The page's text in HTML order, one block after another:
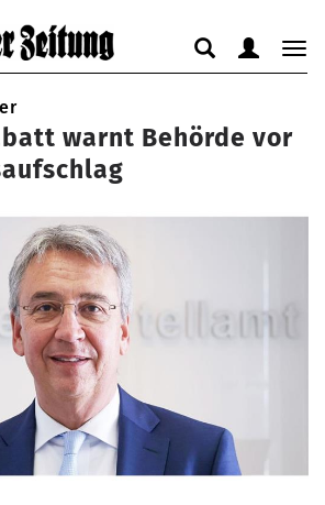
anzeigen
verbergen
Suche
anzeigen
verbergen
warnt Behörde vor